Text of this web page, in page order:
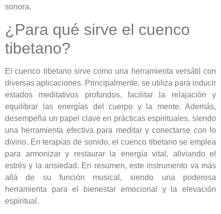
sonora.
¿Para qué sirve el cuenco
tibetano?
El cuenco tibetano sirve como una herramienta versátil con
diversas aplicaciones. Principalmente, se utiliza para inducir
estados meditativos profundos, facilitar la relajación y
equilibrar las energías del cuerpo y la mente. Además,
desempeña un papel clave en prácticas espirituales, siendo
una herramienta efectiva para meditar y conectarse con lo
divino. En terapias de sonido, el cuenco tibetano se emplea
para armonizar y restaurar la energía vital, aliviando el
estrés y la ansiedad. En resumen, este instrumento va más
allá de su función musical, siendo una poderosa
herramienta para el bienestar emocional y la elevación
espiritual.